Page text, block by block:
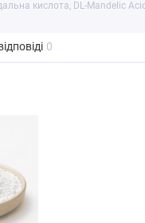
кислота, DL-Mandelic
0